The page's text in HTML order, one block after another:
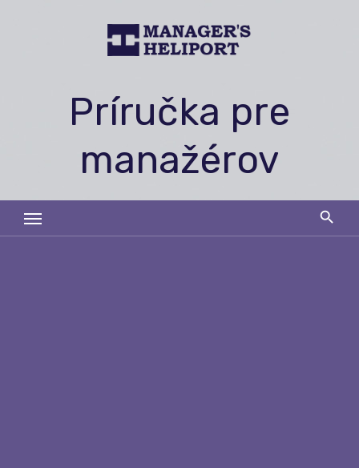
Príručka pre
manažérov